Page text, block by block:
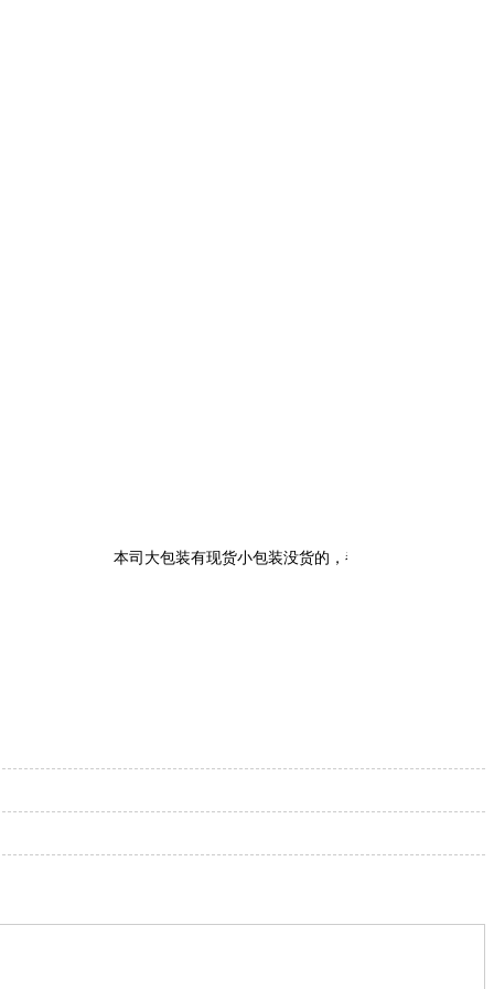
本司大包装有现货小包装没货的，都可以当天拆分小包装